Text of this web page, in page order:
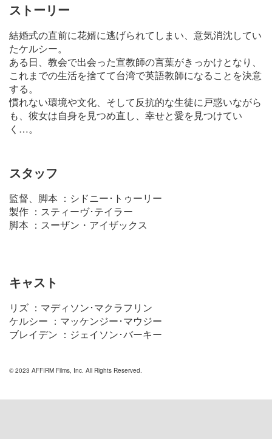
ストーリー
結婚式の直前に花婿に逃げられてしまい、意気消沈してい
たケルシー。
ある日、教会で出会った宣教師の言葉がきっかけとなり、
これまでの生活を捨てて台湾で英語教師になることを決意
する。
慣れない環境や文化、そして反抗的な生徒に戸惑いながら
も、彼女は自身を見つめ直し、幸せと愛を見つけてい
く…。
スタッフ
監督、脚本 ：シドニー･トゥーリー
製作 ：スティーヴ･テイラー
脚本 ：スーザン・アイザックス
キャスト
リズ ：マディソン･マクラフリン
ケルシー ：マッケンジー･マウジー
ブレイデン ：ジェイソン･バーキー
© 2023 AFFIRM Films, Inc. All Rights Reserved.